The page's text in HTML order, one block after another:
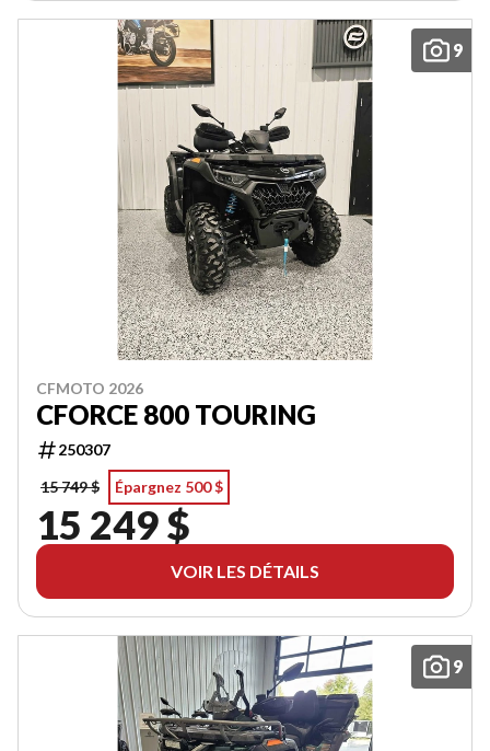
9
CFMOTO 2026
CFORCE 800 TOURING
250307
15 749 $
Épargnez 500 $
15 249 $
VOIR LES DÉTAILS
9